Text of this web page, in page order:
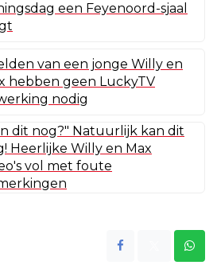
een Feyenoord-sjaal
van een jonge Willy en
hebben geen LuckyTV
nodig
dit nog?" Natuurlijk kan dit
Heerlijke Willy en Max
vol met foute